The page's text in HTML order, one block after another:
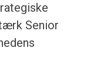
Senior